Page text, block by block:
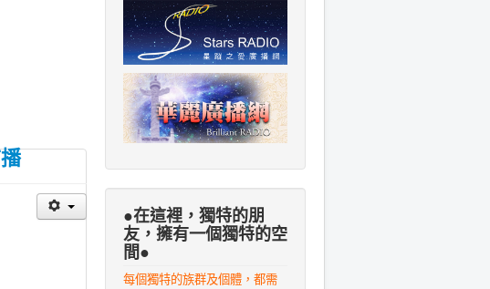
●在這裡，獨特的朋
友，擁有一個獨特的空
間●
每個獨特的族群及個體，都需